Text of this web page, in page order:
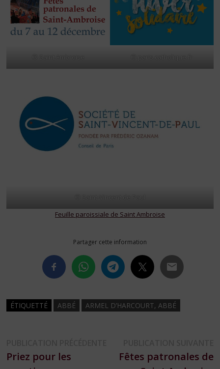
© Saint Ambroise © paris.catholique.fr
© Saint-Vincent de Paul
Feuille paroissiale de Saint Ambroise
Partager cette information
ÉTIQUETTÉ ABBÉ ARMEL D’HARCOURT, ABBÉ
de
précédente :
Priez pour les
Fêtes patronales de